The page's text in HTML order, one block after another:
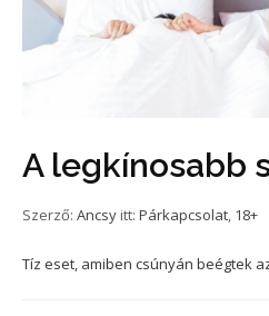
A legkínosabb
Szerző: Ancsy itt: Párkapcsolat, 18+
Tíz eset, amiben csúnyán beégtek